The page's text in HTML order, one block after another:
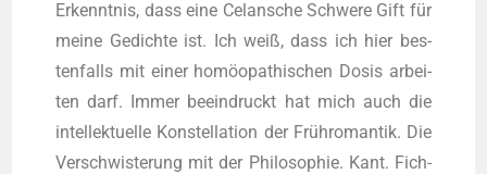
Erkennt­nis, dass eine Cel­an­sche Schwe­re Gift für
mei­ne Gedich­te ist. Ich weiß, dass ich hier bes­
ten­falls mit einer homöo­pa­thi­schen Dosis arbei­
ten darf. Immer beein­druckt hat mich auch die
intel­lek­tu­el­le Kon­stel­la­ti­on der Früh­ro­man­tik. Die
Ver­schwis­te­rung mit der Phi­lo­so­phie. Kant. Fich­